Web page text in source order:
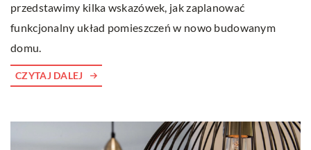
przedstawimy kilka wskazówek, jak zaplanować
funkcjonalny układ pomieszczeń w nowo budowanym
domu.
CZYTAJ DALEJ